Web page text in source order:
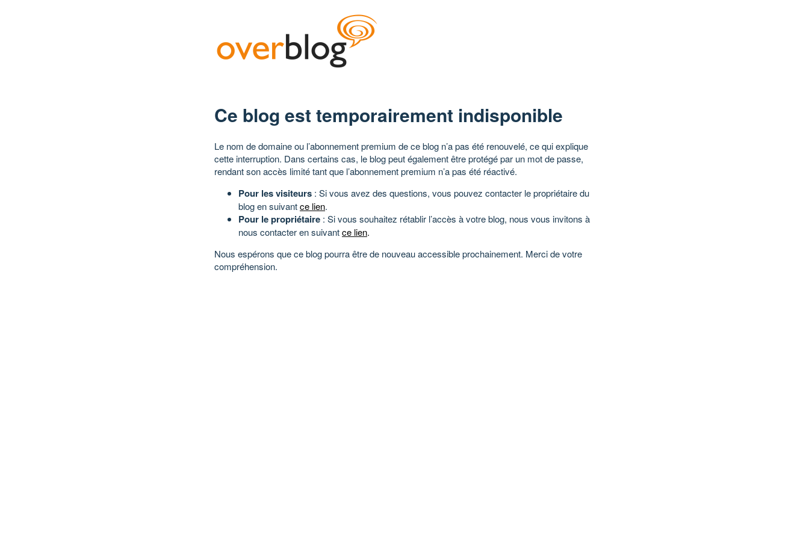
Ce blog est temporairement indisponible
Le nom de domaine ou l’abonnement premium de ce blog n’a pas été renouvelé, ce qui explique
cette interruption. Dans certains cas, le blog peut également être protégé par un mot de passe,
rendant son accès limité tant que l’abonnement premium n’a pas été réactivé.
Pour les visiteurs : Si vous avez des questions, vous pouvez contacter le propriétaire du
blog en suivantce lien.
Pour le propriétaire : Si vous souhaitez rétablir l’accès à votre blog, nous vous invitons à
nous contacter en suivantce lien.
Nous espérons que ce blog pourra être de nouveau accessible prochainement. Merci de votre
compréhension.